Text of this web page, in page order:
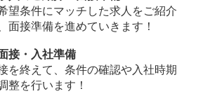
望条件にマッチした求人をご紹介
面接準備を進めていきます！
接・入社準備
を終えて、条件の確認や入社時期
整を行います！